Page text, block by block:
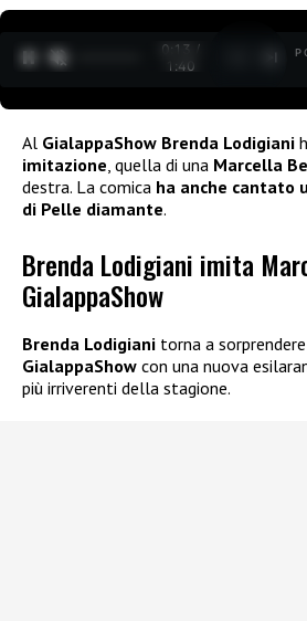
0:15 /
1:40
Al GialappaShow Brenda Lodigiani
imitazione , quella di una Marcella
destra. La comica ha anche cantato
di Pelle diamante.
Brenda Lodigiani imita
GialappaShow
Brenda Lodigiani torna a
GialappaShow con una nuova
più irriverenti della stagione.